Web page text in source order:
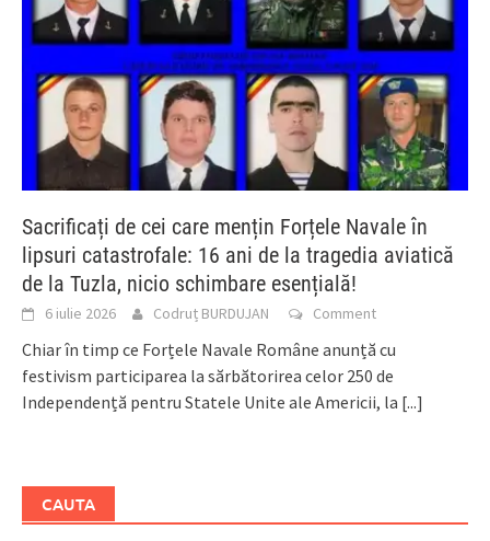
Sacrificați de cei care mențin Forțele Navale în
lipsuri catastrofale: 16 ani de la tragedia aviatică
de la Tuzla, nicio schimbare esențială!
6 iulie 2026 Codruț BURDUJAN Comment
Chiar în timp ce Forțele Navale Române anunță cu
festivism participarea la sărbătorirea celor 250 de
Independență pentru Statele Unite ale Americii, la [...]
CAUTA